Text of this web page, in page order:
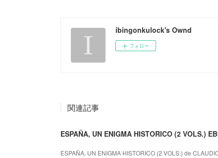
ibingonkulock's Ownd
フォロー
関連記事
ESPAÑA, UN ENIGMA HISTORICO (2 VOLS.) de